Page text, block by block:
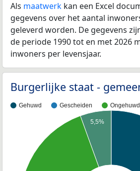
Als maatwerk kan een Excel
gegevens over het aantal
geleverd worden. De gegevens
de periode 1990 tot en met 2026
inwoners per levensjaar.
Burgerlijke staat -
Gehuwd Gescheiden Ongehuwd
5,5%